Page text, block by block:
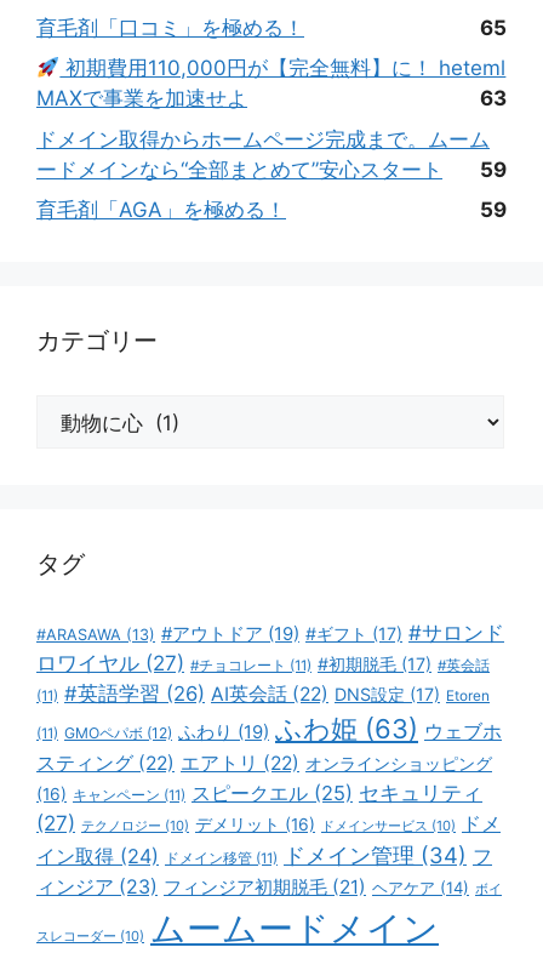
育毛剤「口コミ」を極める！
65
初期費用110,000円が【完全無料】に！ heteml
MAXで事業を加速せよ
63
ドメイン取得からホームページ完成まで。ムーム
ードメインなら“全部まとめて”安心スタート
59
育毛剤「AGA」を極める！
59
カテゴリー
タグ
#ARASAWA (13) #アウトドア (19) #ギフト (17) #サロンド
ロワイヤル (27) #チョコレート (11) #初期脱毛 (17) #英会話
(11) #英語学習 (26) AI英会話 (22) DNS設定 (17) Etoren
(11) GMOペパボ (12) ふわり (19) ふわ姫 (63) ウェブホ
スティング (22) エアトリ (22) オンラインショッピング
(16) キャンペーン (11) スピークエル (25) セキュリティ
(27) テクノロジー (10) デメリット (16) ドメインサービス (10)
ドメ
イン取得 (24) ドメイン移管 (11) ドメイン管理 (34) フ
ィンジア (23) フィンジア初期脱毛 (21) ヘアケア (14) ボイ
スレコーダー (10) ムームードメイン